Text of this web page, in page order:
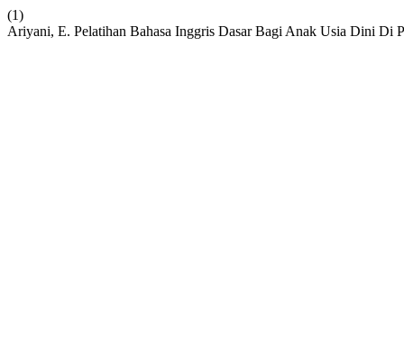
(1)
Ariyani, E. Pelatihan Bahasa Inggris Dasar Bagi Anak Usia Dini Di